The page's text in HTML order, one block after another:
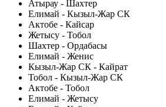
Атырау - Шахтер
Елимай - Кызыл-Жар СК
Актобе - Кайсар
Жетысу - Тобол
Шахтер - Ордабасы
Елимай - Женис
Кызыл-Жар СК - Кайрат
Тобол - Кызыл-Жар СК
Актобе - Тобол
Елимай - Жетысу